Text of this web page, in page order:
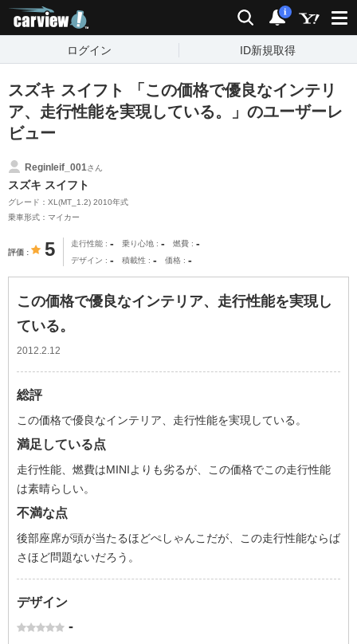
検索 通知
i
ログイン ID新規取得
スズキ スイフト 「この価格で優良なインテリ
ア、走行性能を実現している。」のユーザーレ
ビュー
Reginleif_001さん
スズキ スイフト
グレード：XL(MT_1.2) 2010年式
乗車形式：マイカー
評価 5 走行性能 - 乗り心地 - 燃費 -
デザイン - 積載性 - 価格 -
この価格で優良なインテリア、走行性能を実現し
ている。
2012.2.12
総評
この価格で優良なインテリア、走行性能を実現している。
満足している点
走行性能、燃費はMINIよりも劣るが、この価格でこの走行性能
は素晴らしい。
不満な点
後部座席が頭が当たるほどぺしゃんこだが、この走行性能ならば
さほど問題ないだろう。
デザイン
-